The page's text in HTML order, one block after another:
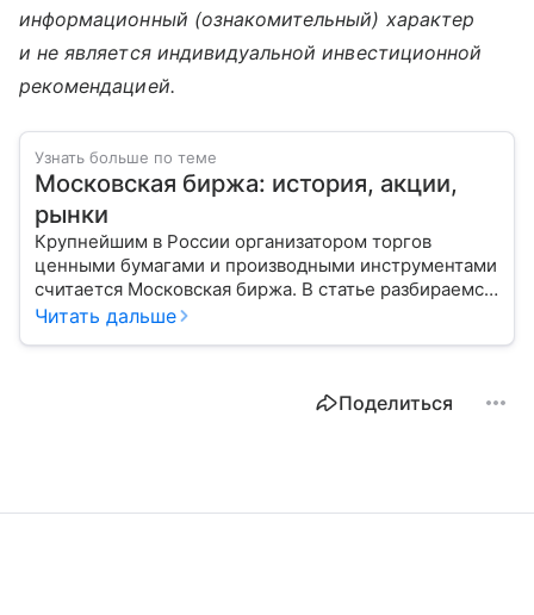
информационный (ознакомительный) характер
и не является индивидуальной инвестиционной
рекомендацией.
Узнать больше по теме
Московская биржа: история, акции,
рынки
Крупнейшим в России организатором торгов
ценными бумагами и производными инструментами
считается Московская биржа. В статье разбираемся,
как новичкам начать инвестировать на площадке
Читать дальше
Поделиться